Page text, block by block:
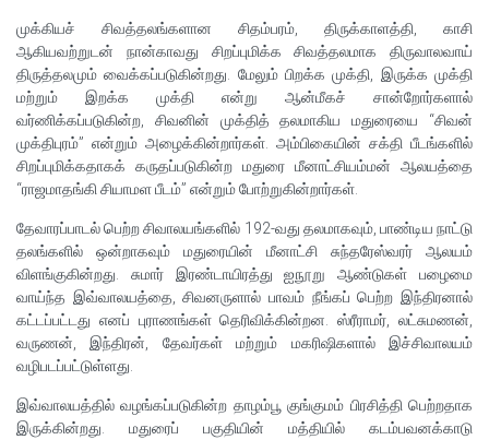
முக்கியச் சிவத்தலங்களான சிதம்பரம், திருக்காளத்தி, காசி
ஆகியவற்றுடன் நான்காவது சிறப்புமிக்க சிவத்தலமாக திருவாலவாய்
திருத்தலமும் வைக்கப்படுகின்றது. மேலும் பிறக்க முக்தி, இருக்க முக்தி
மற்றும் இறக்க முக்தி என்று ஆன்மீகச் சான்றோர்களால்
வர்ணிக்கப்படுகின்ற, சிவனின் முக்தித் தலமாகிய மதுரையை “சிவன்
முக்திபுரம்” என்றும் அழைக்கின்றார்கள். அம்பிகையின் சக்தி பீடங்களில்
சிறப்புமிக்கதாகக் கருதப்படுகின்ற மதுரை மீனாட்சியம்மன் ஆலயத்தை
“ராஜமாதங்கி சியாமள பீடம்” என்றும் போற்றுகின்றார்கள்.
தேவாரப்பாடல் பெற்ற சிவாலயங்களில் 192-வது தலமாகவும், பாண்டிய நாட்டு
தலங்களில் ஒன்றாகவும் மதுரையின் மீனாட்சி சுந்தரேஸ்வரர் ஆலயம்
விளங்குகின்றது. சுமார் இரண்டாயிரத்து ஐநூறு ஆண்டுகள் பழைமை
வாய்ந்த இவ்வாலயத்தை, சிவனருளால் பாவம் நீங்கப் பெற்ற இந்திரனால்
கட்டப்பட்டது எனப் புராணங்கள் தெரிவிக்கின்றன. ஸ்ரீராமர், லட்சுமணன்,
வருணன், இந்திரன், தேவர்கள் மற்றும் மகரிஷிகளால் இச்சிவாலயம்
வழிபடப்பட்டுள்ளது.
இவ்வாலயத்தில் வழங்கப்படுகின்ற தாழம்பூ குங்குமம் பிரசித்தி பெற்றதாக
இருக்கின்றது. மதுரைப் பகுதியின் மத்தியில் கடம்பவனக்காடு